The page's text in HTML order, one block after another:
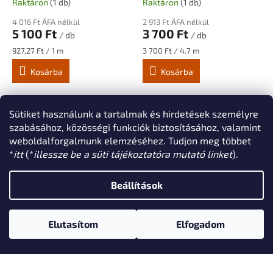
Sütiket használunk a tartalmak és hirdetések személyre
szabásához, közösségi funkciók biztosításához, valamint
weboldalforgalmunk elemzéséhez. Tudjon meg többet
*itt(*illessze be a süti tájékoztatóra mutató linket).
Beállítások
Elutasítom Elfogadom
4 016 Ft ÁFA nélkül
5 100 Ft / db
Egységár:
927,27 Ft / 1 m
Kosárba
hengeres dekor kábel 3×0,75
mm² keresztmetszettel.
Három különálló ér
természetes kender
bevonattal, lámpaépítéshez
és dekorációs világításhoz.
2 913 Ft ÁFA nélkül
3 700 Ft / db
Egységár:
3 700 Ft / 4.7 m
Kosárba
Üdvözöljük az solyo.hu
webáruházban!